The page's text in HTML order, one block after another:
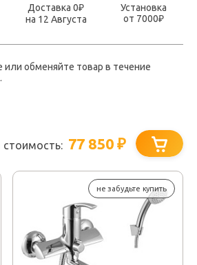
Доставка 0₽
на 12 Августа
Установка
от 7000₽
или обменяйте товар в течение
77 850₽
не забудьте купить